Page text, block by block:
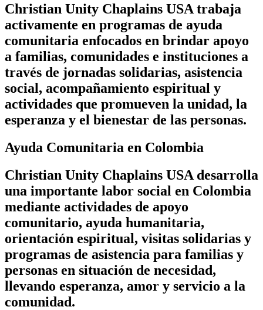
Christian Unity Chaplains USA trabaja
activamente en programas de ayuda
comunitaria enfocados en brindar apoyo
a familias, comunidades e instituciones a
través de jornadas solidarias, asistencia
social, acompañamiento espiritual y
actividades que promueven la unidad, la
esperanza y el bienestar de las personas.
Ayuda Comunitaria en Colombia
Christian Unity Chaplains USA desarrolla
una importante labor social en Colombia
mediante actividades de apoyo
comunitario, ayuda humanitaria,
orientación espiritual, visitas solidarias y
programas de asistencia para familias y
personas en situación de necesidad,
llevando esperanza, amor y servicio a la
comunidad.